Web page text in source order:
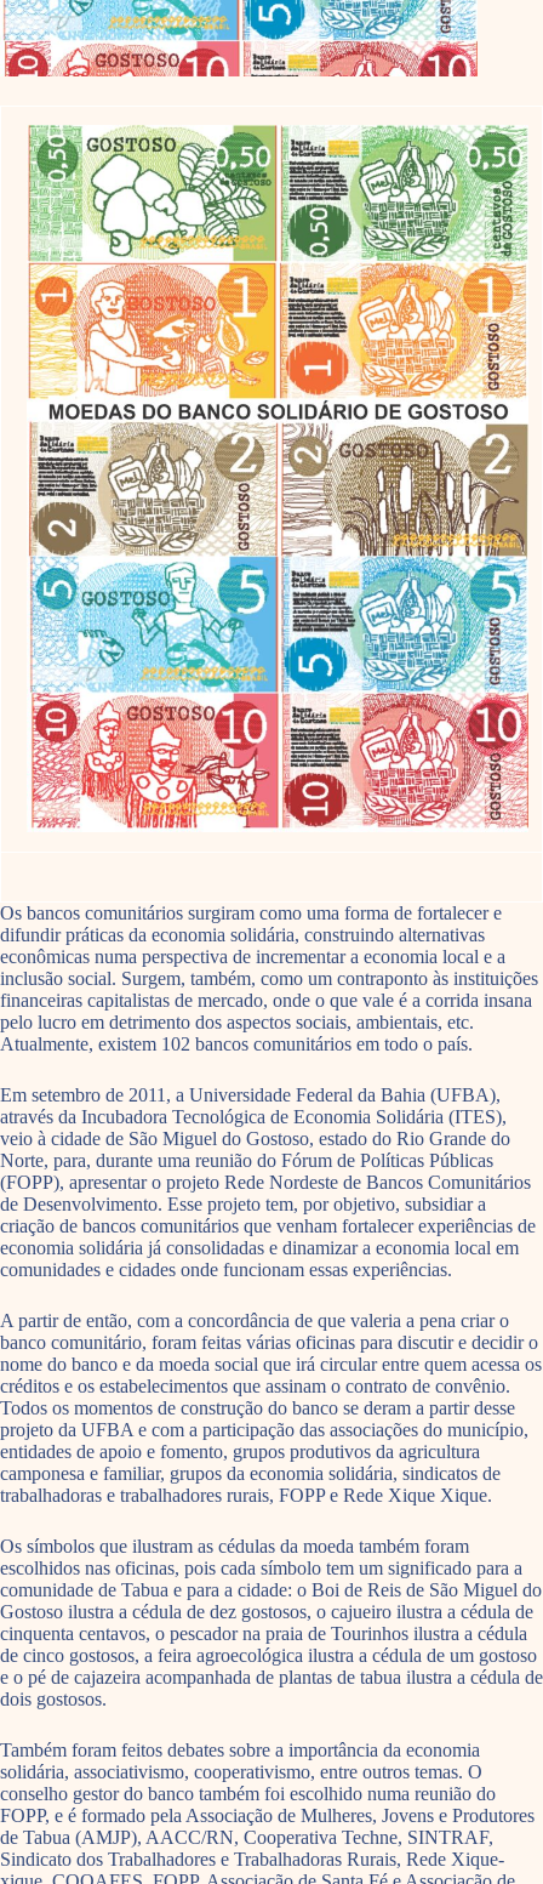
Os bancos comunitários surgiram como uma forma de fortalecer e
difundir práticas da economia solidária, construindo alternativas
econômicas numa perspectiva de incrementar a economia local e a
inclusão social. Surgem, também, como um contraponto às instituições
financeiras capitalistas de mercado, onde o que vale é a corrida insana
pelo lucro em detrimento dos aspectos sociais, ambientais, etc.
Atualmente, existem 102 bancos comunitários em todo o país.
Em setembro de 2011, a Universidade Federal da Bahia (UFBA),
através da Incubadora Tecnológica de Economia Solidária (ITES),
veio à cidade de São Miguel do Gostoso, estado do Rio Grande do
Norte, para, durante uma reunião do Fórum de Políticas Públicas
(FOPP), apresentar o projeto Rede Nordeste de Bancos Comunitários
de Desenvolvimento. Esse projeto tem, por objetivo, subsidiar a
criação de bancos comunitários que venham fortalecer experiências de
economia solidária já consolidadas e dinamizar a economia local em
comunidades e cidades onde funcionam essas experiências.
A partir de então, com a concordância de que valeria a pena criar o
banco comunitário, foram feitas várias oficinas para discutir e decidir o
nome do banco e da moeda social que irá circular entre quem acessa os
créditos e os estabelecimentos que assinam o contrato de convênio.
Todos os momentos de construção do banco se deram a partir desse
projeto da UFBA e com a participação das associações do município,
entidades de apoio e fomento, grupos produtivos da agricultura
camponesa e familiar, grupos da economia solidária, sindicatos de
trabalhadoras e trabalhadores rurais, FOPP e Rede Xique Xique.
Os símbolos que ilustram as cédulas da moeda também foram
escolhidos nas oficinas, pois cada símbolo tem um significado para a
comunidade de Tabua e para a cidade: o Boi de Reis de São Miguel do
Gostoso ilustra a cédula de dez gostosos, o cajueiro ilustra a cédula de
cinquenta centavos, o pescador na praia de Tourinhos ilustra a cédula
de cinco gostosos, a feira agroecológica ilustra a cédula de um gostoso
e o pé de cajazeira acompanhada de plantas de tabua ilustra a cédula de
dois gostosos.
Também foram feitos debates sobre a importância da economia
solidária, associativismo, cooperativismo, entre outros temas. O
conselho gestor do banco também foi escolhido numa reunião do
FOPP, e é formado pela Associação de Mulheres, Jovens e Produtores
de Tabua (AMJP), AACC/RN, Cooperativa Techne, SINTRAF,
Sindicato dos Trabalhadores e Trabalhadoras Rurais, Rede Xique-